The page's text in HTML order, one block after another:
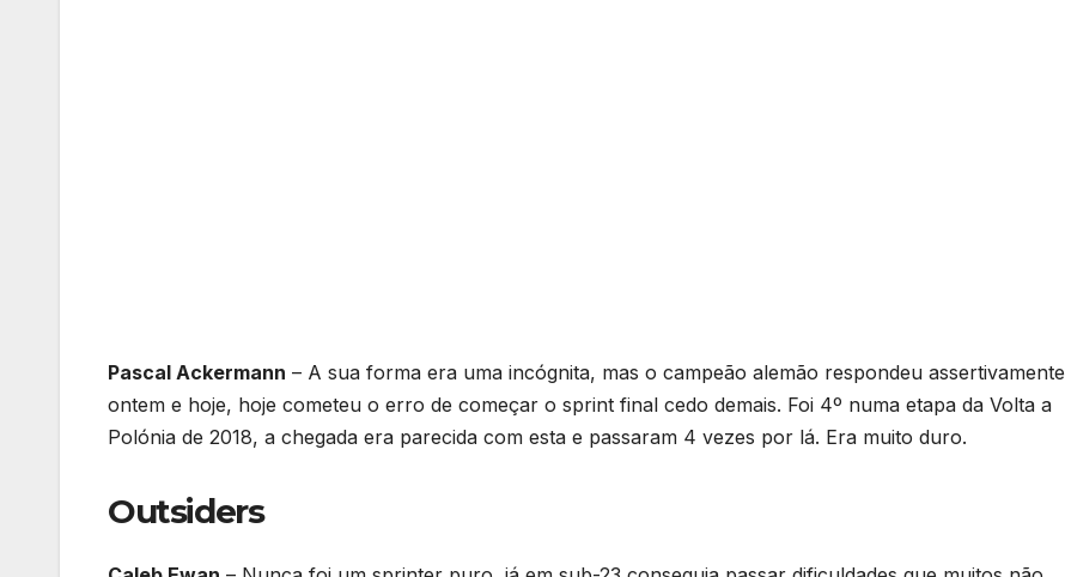
Pascal Ackermann – A sua forma era uma incógnita, mas o campeão alemão respondeu assertivamente
ontem e hoje, hoje cometeu o erro de começar o sprint final cedo demais. Foi 4º numa etapa da Volta a
Polónia de 2018, a chegada era parecida com esta e passaram 4 vezes por lá. Era muito duro.
Outsiders